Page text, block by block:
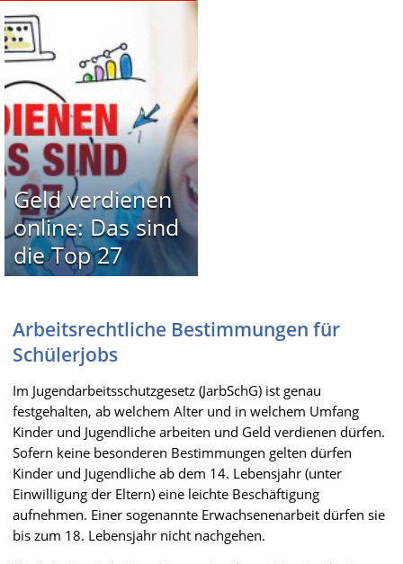
Geld verdienen
online: Das sind
die Top 27
Arbeitsrechtliche Bestimmungen für
Schülerjobs
Im Jugendarbeitsschutzgesetz (JarbSchG) ist genau
festgehalten, ab welchem Alter und in welchem Umfang
Kinder und Jugendliche arbeiten und Geld verdienen dürfen.
Sofern keine besonderen Bestimmungen gelten dürfen
Kinder und Jugendliche ab dem 14. Lebensjahr (unter
Einwilligung der Eltern) eine leichte Beschäftigung
aufnehmen. Einer sogenannte Erwachsenenarbeit dürfen sie
bis zum 18. Lebensjahr nicht nachgehen.